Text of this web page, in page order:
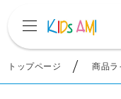
トップページ 商品ラ